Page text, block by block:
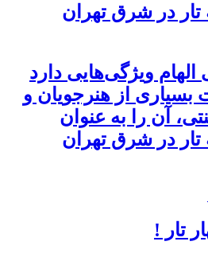
در شرق تهران
ویژگی‌هایی دارد
از هنرجویان و
آن را به عنوان
در شرق تهران
تار !